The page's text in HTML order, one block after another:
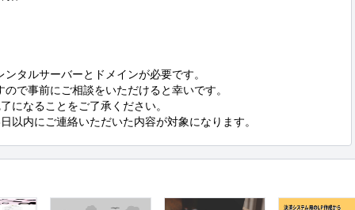
タルサーバーとドメインが必要です。
で事前にご相談をいただけると幸いです。
になることをご了承ください。
以内にご連絡いただいた内容が対象になります。